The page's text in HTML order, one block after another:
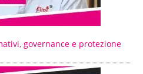
governance e protezione